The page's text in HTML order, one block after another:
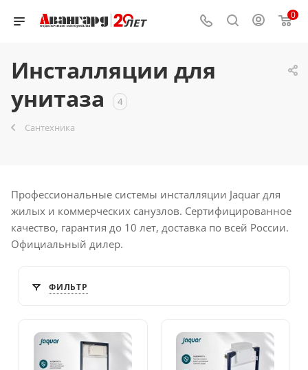
0
Инсталляции для
унитаза
4
Сантехника
Профессиональные системы инсталляции Jaquar для
жилых и коммерческих санузлов. Сертифицированное
качество, гарантия до 10 лет, доставка по всей России.
Официальный дилер.
ФИЛЬТР